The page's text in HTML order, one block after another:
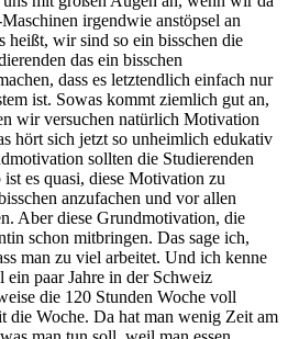
irgendwie anstöpsel an
heißt, wir sind so ein bisschen die
das ein bisschen
dass es letztendlich einfach nur
ist. Sowas kommt ziemlich gut an,
wir versuchen natürlich Motivation
hört sich jetzt so unheimlich edukativ
sollten die Studierenden
es quasi, diese Motivation zu
anzufachen und vor allen
Aber diese Grundmotivation, die
schon mitbringen. Das sage ich,
man zu viel arbeitet. Und ich kenne
ein paar Jahre in der Schweiz
die 120 Stunden Woche voll
die Woche. Da hat man wenig Zeit am